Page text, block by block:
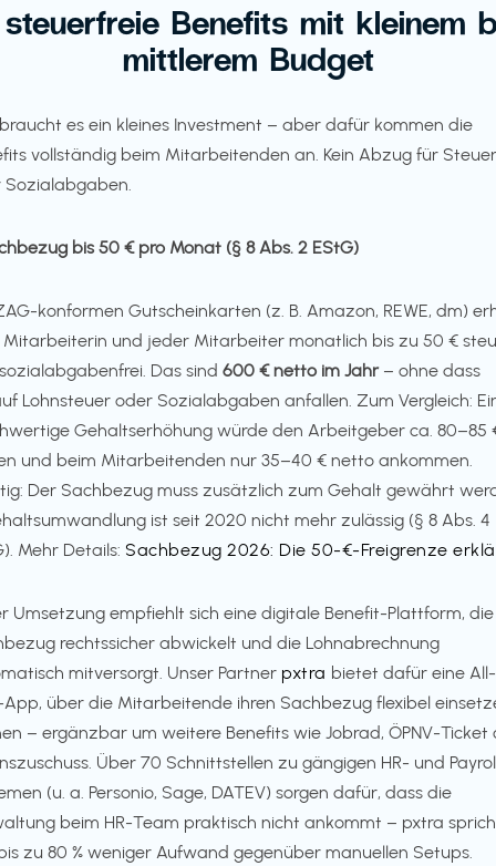
Benefits mit kleinem
mittlerem Budget
es ein kleines Investment – aber dafür kommen die
vollständig beim Mitarbeitenden an. Kein Abzug für
Sozialabgaben.
bis 50 € pro Monat (§ 8 Abs. 2 EStG)
konformen Gutscheinkarten (z. B. Amazon, REWE, dm)
und jeder Mitarbeiter monatlich bis zu 50 €
Das sind 600 € netto im Jahr– ohne dass
Lohnsteuer oder Sozialabgaben anfallen. Zum Vergleich:
Gehaltserhöhung würde den Arbeitgeber ca. 80–85
und beim Mitarbeitenden nur 35–40 € netto ankommen.
Der Sachbezug muss zusätzlich zum Gehalt gewährt
ist seit 2020 nicht mehr zulässig (§ 8 Abs. 4
Mehr Details: Sachbezug 2026: Die 50-€-Freigrenze
Umsetzung empfiehlt sich eine digitale Benefit-Plattform,
rechtssicher abwickelt und die Lohnabrechnung
mitversorgt. Unser Partner pxtra bietet dafür eine
über die Mitarbeitende ihren Sachbezug flexibel
– ergänzbar um weitere Benefits wie Jobrad, ÖPNV-Ticket
Über 70 Schnittstellen zu gängigen HR- und
(u. a. Personio, Sage, DATEV) sorgen dafür, dass die
beim HR-Team praktisch nicht ankommt – pxtra
zu 80 % weniger Aufwand gegenüber manuellen Setups.